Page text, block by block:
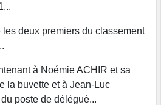
deux premiers du classement
à Noémie ACHIR et sa
la buvette et à Jean-Luc
poste de délégué...